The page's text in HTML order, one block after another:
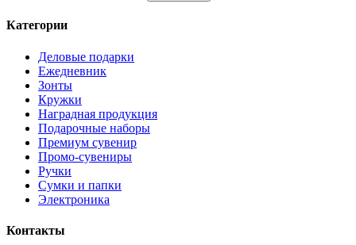
Категории
Деловые подарки
Ежедневник
Зонты
Кружки
Наградная продукция
Подарочные наборы
Премиум сувенир
Промо-сувениры
Ручки
Сумки и папки
Электроника
Контакты